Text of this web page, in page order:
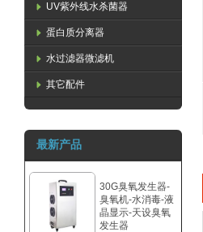
UV紫外线水杀菌器
蛋白质分离器
水过滤器微滤机
其它配件
最新产品
30G臭氧发生器-
臭氧机-水消毒-液
晶显示-天设臭氧
发生器